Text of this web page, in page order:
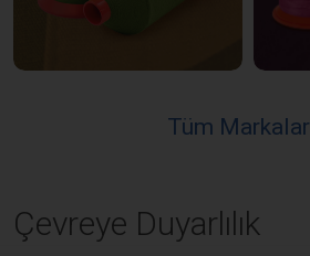
Tüm Markalar
Çevreye Duyarlılık